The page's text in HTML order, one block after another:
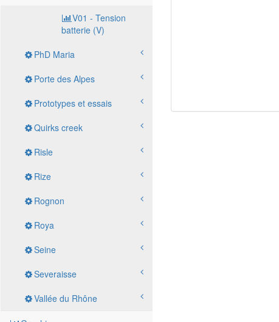
V01 - Tension
batterie (V)
PhD Maria
Porte des Alpes
Prototypes et essais
Quirks creek
Risle
Rize
Rognon
Roya
Seine
Severaisse
Vallée du Rhône